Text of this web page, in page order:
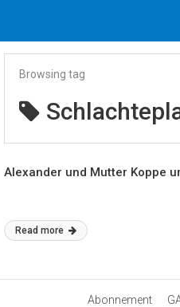
Browsing tag
Alexander und Mutter Koppe
Read more
Abonnement